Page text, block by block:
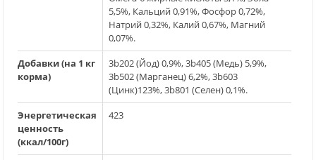
5,5%, Кальций 0,91%, Фосфор 0,72%,
Натрий 0,32%, Калий 0,67%, Магний
0,07%.
Добавки (на 1 кг
корма)
3b202 (Йод) 0,9%, 3b405 (Медь) 5,9%,
3b502 (Марганец) 6,2%, 3b603
(Цинк)123%, 3b801 (Селен) 0,1%.
Энергетическая
ценность
(ккал/100г)
423